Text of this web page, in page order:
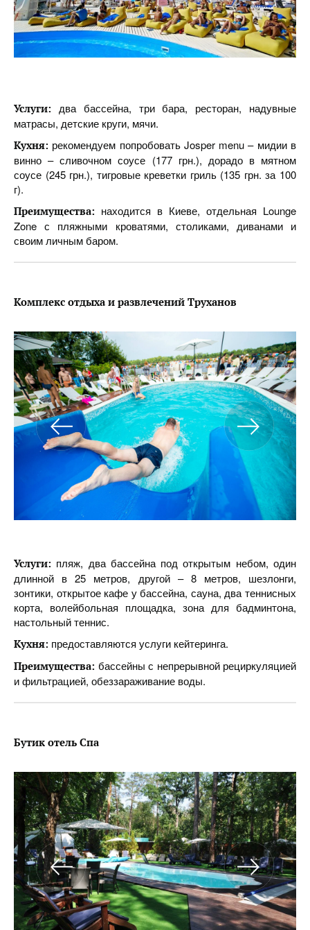
Услуги: два бассейна, три бара, ресторан, надувные
матрасы, детские круги, мячи.
Кухня: рекомендуем попробовать Josper menu – мидии в
винно – сливочном соусе (177 грн.), дорадо в мятном
соусе (245 грн.), тигровые креветки гриль (135 грн. за 100
г).
Преимущества: находится в Киеве, отдельная Lounge
Zone с пляжными кроватями, столиками, диванами и
своим личным баром.
Комплекс отдыха и развлечений Труханов
Услуги: пляж, два бассейна под открытым небом, один
длинной в 25 метров, другой – 8 метров, шезлонги,
зонтики, открытое кафе у бассейна, сауна, два теннисных
корта, волейбольная площадка, зона для бадминтона,
настольный теннис.
Кухня: предоставляются услуги кейтеринга.
Преимущества: бассейны с непрерывной рециркуляцией
и фильтрацией, обеззараживание воды.
Бутик отель Спа